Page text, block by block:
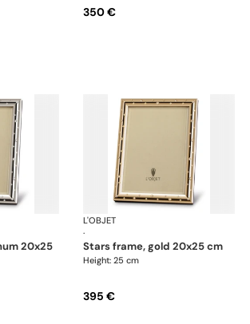
350 €
Picture Frames
L'OBJET
·
stars frame, gold 20x25 cm
Height: 25 cm
395 €